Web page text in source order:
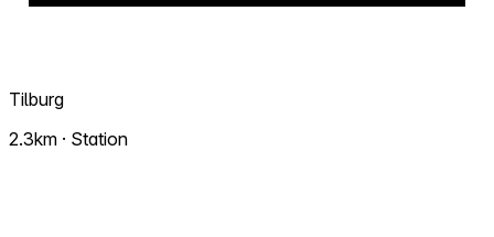
Tilburg
2.3km · Station